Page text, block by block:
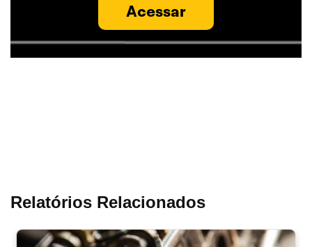
Acessar
Relatórios Relacionados